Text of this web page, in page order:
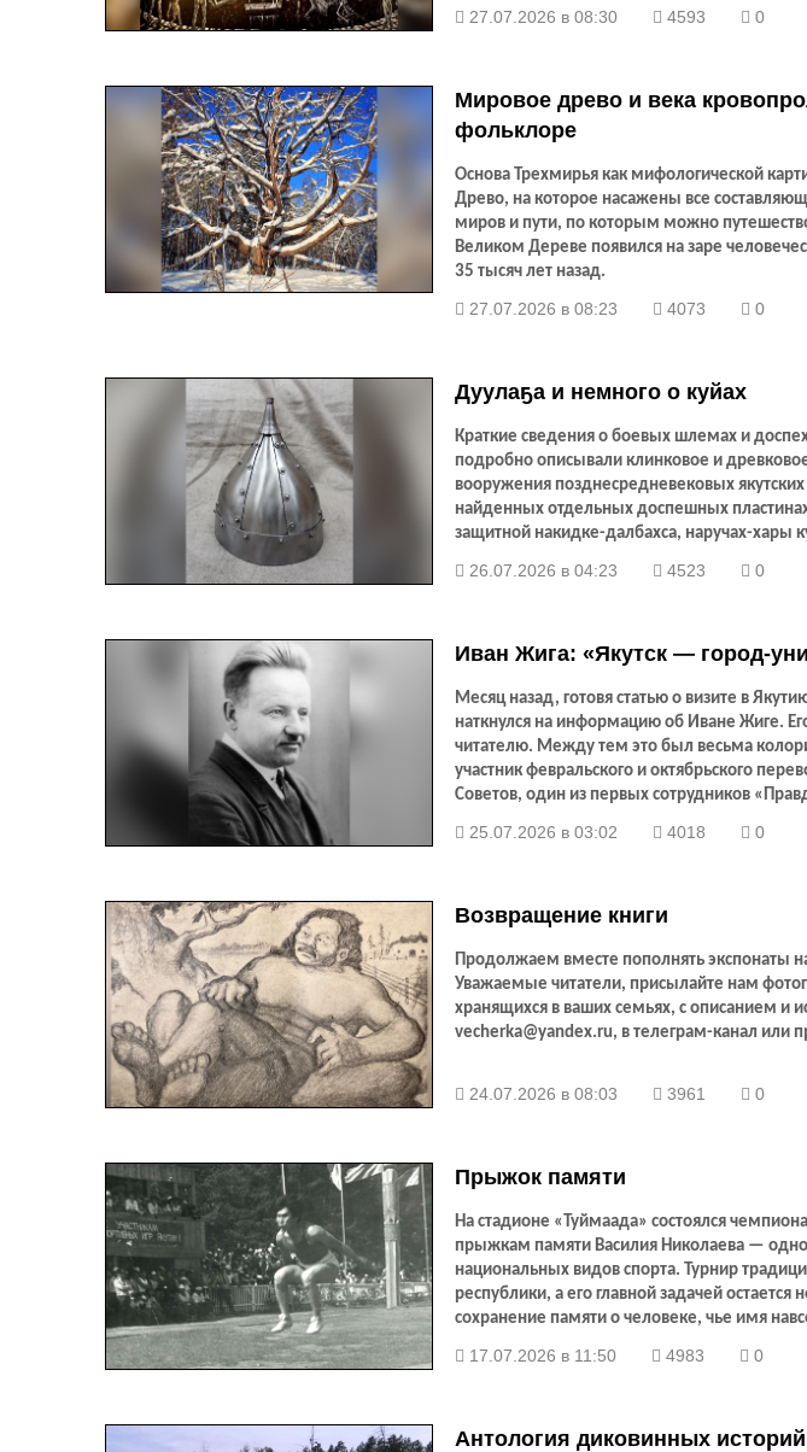
27.07.2026 в 08:30 4593 0
Мировое древо и века
фольклоре
Основа Трехмирья как мифологической
Древо, на которое насажены все
миров и пути, по которым можно
Великом Дереве появился на заре
35 тысяч лет назад.
27.07.2026 в 08:23 4073 0
Дуулаҕа и немного о куйах
Краткие сведения о боевых шлемах и
подробно описывали клинковое и
вооружения позднесредневековых
найденных отдельных доспешных
защитной накидке-далбахса, наручах-хары
26.07.2026 в 04:23 4523 0
Иван Жига: «Якутск — город-
Месяц назад, готовя статью о визите в
наткнулся на информацию об Иване Жиге.
читателю. Между тем это был весьма
участник февральского и октябрьского
Советов, один из первых сотрудников
интересен тем, что организовывал первые
у Чочур Мырана, в столичном парке и на
25.07.2026 в 03:02 4018 0
Возвращение книги
Продолжаем вместе пополнять экспонаты
Уважаемые читатели, присылайте нам
хранящихся в ваших семьях, с описанием и
vecherka@yandex.ru, в телеграм-канал или
24.07.2026 в 08:03 3961 0
Прыжок памяти
На стадионе «Туймаада» состоялся
прыжкам памяти Василия Николаева —
национальных видов спорта. Турнир
республики, а его главной задачей
сохранение памяти о человеке, чье имя
17.07.2026 в 11:50 4983 0
Антология диковинных историй